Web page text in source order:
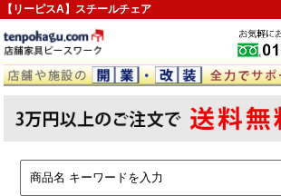
【リーピスA】スチールチェア